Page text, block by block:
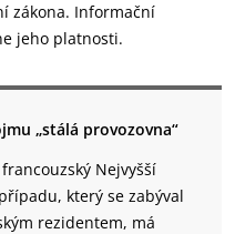
zákona. Informační
jeho platnosti.
„stálá provozovna“
Nejvyšší
který se zabýval
rezidentem, má